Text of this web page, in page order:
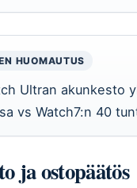
HUOMAUTUS
Ultran akunkesto
vs Watch7:n 40
ja ostopäätös